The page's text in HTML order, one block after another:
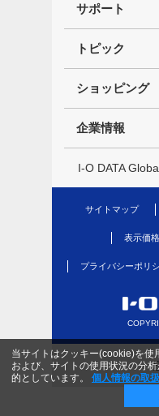
サポート
トピック
ショッピング
企業情報
I-O DATA
サイトマップ
表示価
プライバシーポリ
当サイトはクッキー(cookie)を使
および、サイトの使用状況の分
的としています。
個人情報の取